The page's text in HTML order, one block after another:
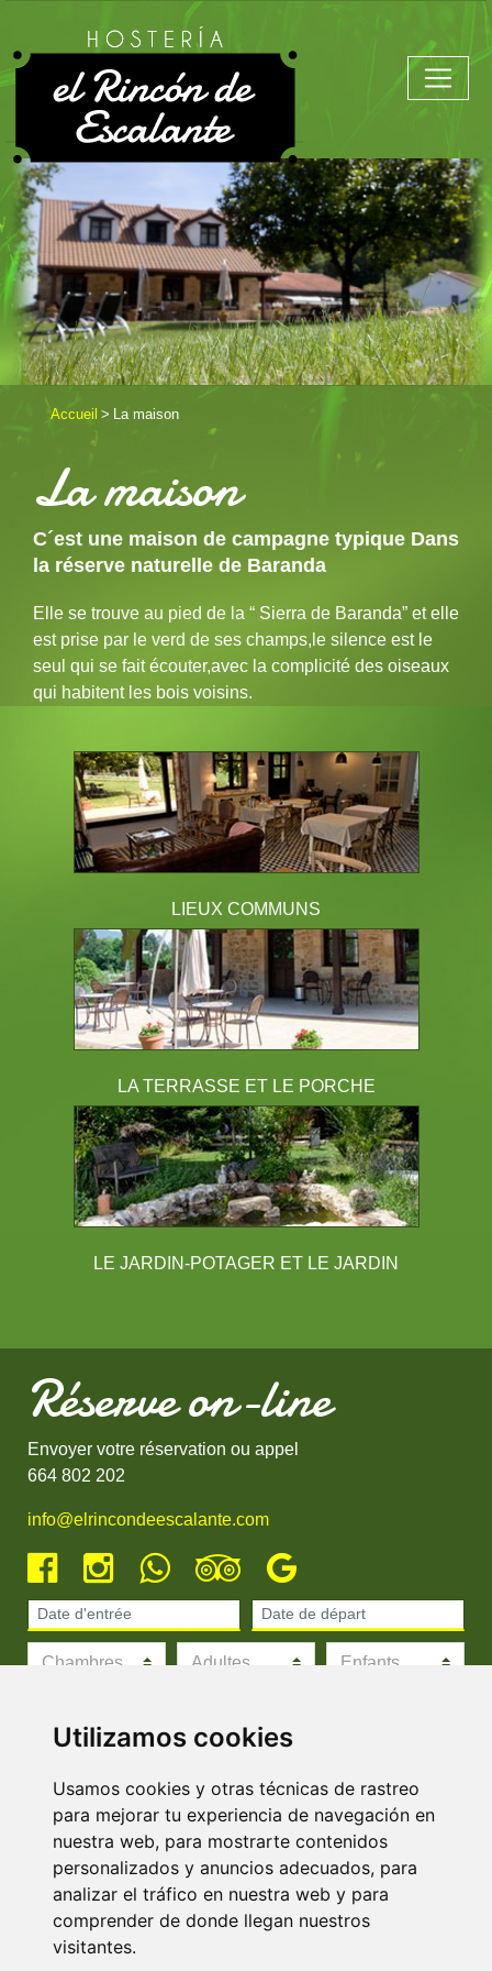
Utilizamos cookies
Usamos cookies y otras técnicas de rastreo
para mejorar tu experiencia de navegación en
nuestra web, para mostrarte contenidos
personalizados y anuncios adecuados, para
analizar el tráfico en nuestra web y para
comprender de donde llegan nuestros
visitantes.
Accueil La maison
La maison
C´est une maison de campagne typique Dans
la réserve naturelle de Baranda
Elle se trouve au pied de la “ Sierra de Baranda” et elle
est prise par le verd de ses champs,le silence est le
seul qui se fait écouter,avec la complicité des oiseaux
qui habitent les bois voisins.
LIEUX COMMUNS
LA TERRASSE ET LE PORCHE
LE JARDIN-POTAGER ET LE JARDIN
Réserve on-line
Envoyer votre réservation ou appel
664 802 202
info@elrincondeescalante.com
Envoyer réservation Procédure d'annulation